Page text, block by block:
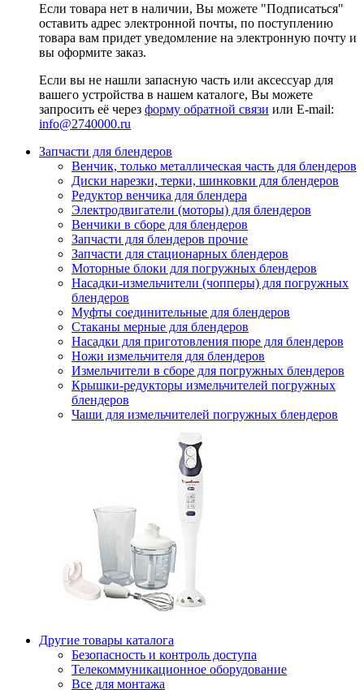
Если товара нет в наличии, Вы можете "Подписаться"
оставить адрес электронной почты, по поступлению
товара вам придет уведомление на электронную почту и
вы оформите заказ.
Если вы не нашли запасную часть или аксессуар для
вашего устройства в нашем каталоге, Вы можете
запросить её через форму обратной связи или E-mail:
info@2740000.ru
Запчасти для блендеров
Венчик, только металлическая часть для блендеров
Диски нарезки, терки, шинковки для блендеров
Редуктор венчика для блендера
Электродвигатели (моторы) для блендеров
Венчики в сборе для блендеров
Запчасти для блендеров прочие
Запчасти для стационарных блендеров
Моторные блоки для погружных блендеров
Насадки-измельчители (чопперы) для погружных
блендеров
Муфты соединительные для блендеров
Стаканы мерные для блендеров
Насадки для приготовления пюре для блендеров
Ножи измельчителя для блендеров
Измельчители в сборе для погружных блендеров
Крышки-редукторы измельчителей погружных
блендеров
Чаши для измельчителей погружных блендеров
Другие товары каталога
Безопасность и контроль доступа
Телекоммуникационное оборудование
Все для монтажа